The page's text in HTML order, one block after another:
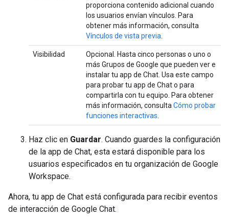
proporciona contenido adicional cuando
los usuarios envían vínculos. Para
obtener más información, consulta
Vínculos de vista previa
Visibilidad
Opcional. Hasta cinco personas o uno o
más Grupos de Google que pueden ver e
instalar tu app de Chat. Usa este campo
para probar tu app de Chat o para
compartirla con tu equipo. Para obtener
más información, consulta Cómo probar
funciones interactivas
Haz clic en Guardar. Cuando guardes la configuración
de la app de Chat, esta estará disponible para los
usuarios especificados en tu organización de Google
Workspace.
Ahora, tu app de Chat está configurada para recibir eventos
de interacción de Google Chat.